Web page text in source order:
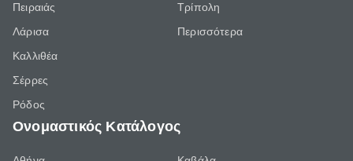
Πειραιάς
Λάρισα
Καλλιθέα
Σέρρες
Ρόδος
Τρίπολη
Περισσότερα
Ονομαστικός Κατάλογος